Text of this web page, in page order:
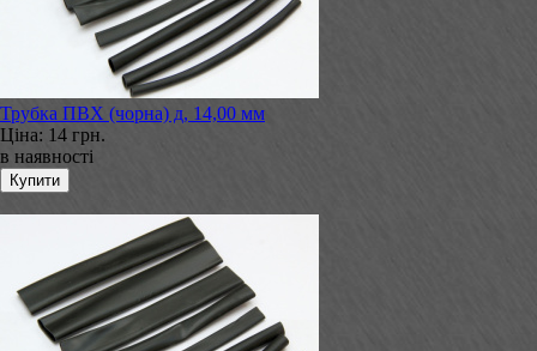
Трубка ПВХ (чорна) д, 14,00 мм
Ціна: 14 грн.
в наявності